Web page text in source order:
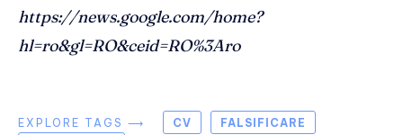
https://news.google.com/home?
hl=ro&gl=RO&ceid=RO%3Aro
EXPLORE TAGS ⟶ CV
FALSIFICARE